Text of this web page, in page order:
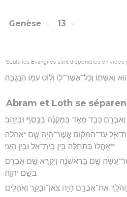
Genèse 13
Seuls les Évangiles sont disponibles en vidéo
וְאִשְׁתּ֧וֹ וְכָל־אֲשֶׁר־ל֛וֹ וְל֥וֹט עִמּ֖וֹ הַנֶּֽגְבָּה׃
Abram et Loth se
וְאַבְרָ֖ם כָּבֵ֣ד מְאֹ֑ד בַּמִּקְנֶ֕ה בַּכֶּ֖סֶף וּבַזָּהָֽב׃
עַד־הַמָּק֗וֹם אֲשֶׁר־הָ֨יָה שָׁ֤ם *אהלה
**אָֽהֳלוֹ֙ בַּתְּחִלָּ֔ה בֵּ֥ין בֵּֽית־אֵ֖ל וּבֵ֥ין הָעָֽי׃
שָׁ֖ם בָּרִאשֹׁנָ֑ה וַיִּקְרָ֥א שָׁ֛ם אַבְרָ֖ם
בְּשֵׁ֥ם יְהוָֽה׃
אֶת־אַבְרָ֑ם הָיָ֥ה צֹאן־וּבָקָ֖ר וְאֹהָלִֽים׃